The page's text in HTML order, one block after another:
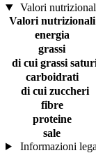
Valori
Valori nutrizionali
energia
grassi
di cui grassi
carboidrati
di cui zuccheri
fibre
proteine
sale
Informazioni